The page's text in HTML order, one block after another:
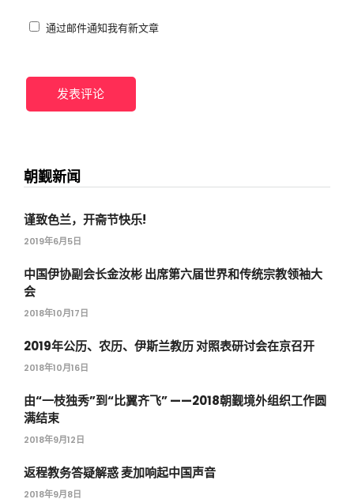
通过邮件通知我有新文章
朝觐新闻
谨致色兰，开斋节快乐!
2019年6月5日
中国伊协副会长金汝彬 出席第六届世界和传统宗教领袖大
会
2018年10月17日
2019年公历、农历、伊斯兰教历 对照表研讨会在京召开
2018年10月16日
由“一枝独秀”到“比翼齐飞” ——2018朝觐境外组织工作圆
满结束
2018年9月12日
返程教务答疑解惑 麦加响起中国声音
2018年9月8日